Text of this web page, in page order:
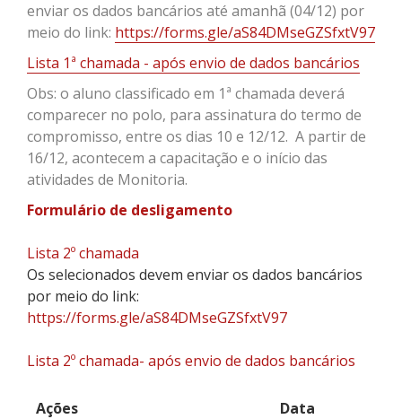
enviar os dados bancários até amanhã (04/12) por
meio do link: https://forms.gle/aS84DMseGZSfxtV97
Lista 1ª chamada - após envio de dados bancários
Obs: o aluno classificado em 1ª chamada deverá
comparecer no polo, para assinatura do termo de
compromisso, entre os dias 10 e 12/12. A partir de
16/12, acontecem a capacitação e o início das
atividades de Monitoria.
Formulário de desligamento
Lista 2º chamada
Os selecionados devem enviar os dados bancários
por meio do link:
https://forms.gle/aS84DMseGZSfxtV97
Lista 2º chamada- após envio de dados bancários
Ações Data